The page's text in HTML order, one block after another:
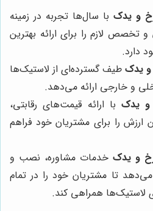
و یدک با سال‌ها تجربه در زمینه
تخصص لازم را برای ارائه بهترین
دارد.
یدک طیف گسترده‌ای از لاستیک‌ها
و خارجی ارائه می‌دهد.
یدک با ارائه قیمت‌های رقابتی،
ارزش را برای مشتریان خود فراهم
و یدک خدمات مشاوره، نصب و
می‌دهد تا مشتریان خود را در تمام
لاستیک‌ها همراهی کند.